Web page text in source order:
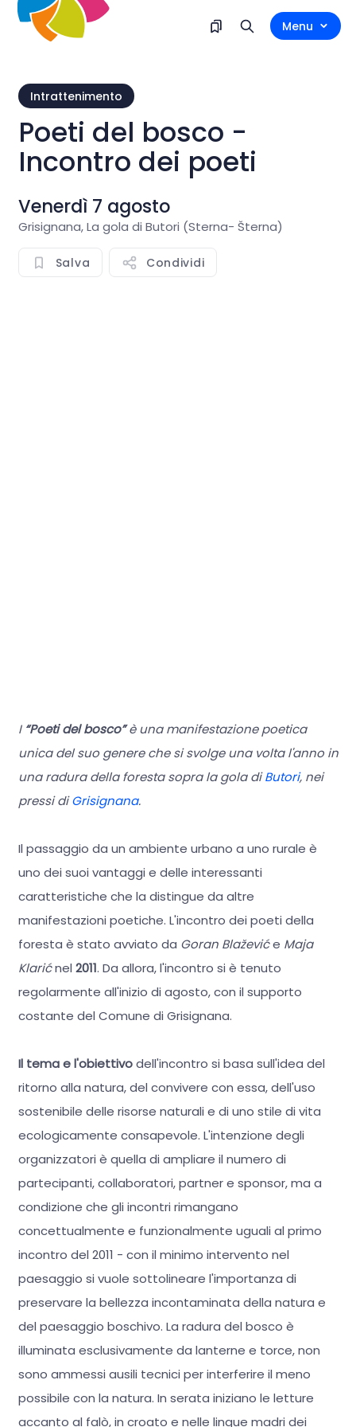
Menu
Intrattenimento
Poeti del bosco -
Incontro dei poeti
Venerdì 7 agosto
Grisignana, La gola di Butori (Sterna- Šterna)
Salva Condividi
I “Poeti del bosco”è una manifestazione poetica
unica del suo genere che si svolge una volta l'anno in
una radura della foresta sopra la gola diButori, nei
pressi diGrisignana.
Il passaggio da un ambiente urbano a uno rurale è
uno dei suoi vantaggi e delle interessanti
caratteristiche che la distingue da altre
manifestazioni poetiche. L'incontro dei poeti della
foresta è stato avviato da Goran Blaževiće Maja
Klarićnel 2011. Da allora, l'incontro si è tenuto
regolarmente all'inizio di agosto, con il supporto
costante del Comune di Grisignana.
Il tema e l'obiettivodell'incontro si basa sull'idea del
ritorno alla natura, del convivere con essa, dell'uso
sostenibile delle risorse naturali e di uno stile di vita
ecologicamente consapevole. L'intenzione degli
organizzatori è quella di ampliare il numero di
partecipanti, collaboratori, partner e sponsor, ma a
condizione che gli incontri rimangano
concettualmente e funzionalmente uguali al primo
incontro del 2011 - con il minimo intervento nel
paesaggio si vuole sottolineare l'importanza di
preservare la bellezza incontaminata della natura e
del paesaggio boschivo. La radura del bosco è
illuminata esclusivamente da lanterne e torce, non
sono ammessi ausili tecnici per interferire il meno
possibile con la natura. In serata iniziano le letture
accanto al falò, in croato e nelle lingue madri dei